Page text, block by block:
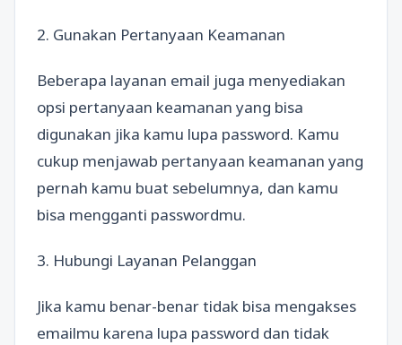
2. Gunakan Pertanyaan Keamanan
Beberapa layanan email juga menyediakan
opsi pertanyaan keamanan yang bisa
digunakan jika kamu lupa password. Kamu
cukup menjawab pertanyaan keamanan yang
pernah kamu buat sebelumnya, dan kamu
bisa mengganti passwordmu.
3. Hubungi Layanan Pelanggan
Jika kamu benar-benar tidak bisa mengakses
emailmu karena lupa password dan tidak